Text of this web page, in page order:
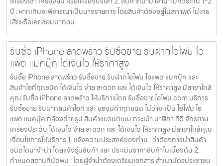
ปี : หากเกินจะพิจารณาเป็นบางรายการ โดยสินค้าต้องอยู่ในสภาพดี ไม่เคย
เสียหรือเคยซ่อมมาก่อน
รับซื้อ iPhone ลาดพร้าว รับซื้อขาย รับฝากไอโฟน ไอ
แพด แมคบุ๊ค ได้เงินไว ให้ราคาสูง
รับซื้อ iPhone ลาดพร้าว รับซื้อขาย รับฝากไอโฟน ไอแพด แมคบุ๊ค และ
สินค้าไอทีทุกชนิด ได้เงินไว ง่าย สะดวก และ ได้เงินไว ให้ราคาสูง มีสาขาใกล้
คุณ รับซื้อ iPhone ลาดพร้าว ให้บริการโดย รับซื้อขายไอโฟน.com บริการ
รับซื้อขาย รับฝากสินค้าไอที และ ของมีค่าทุกชนิด ไม่ว่าจะเป็น ไอโฟน ไอ
แพด แมคบุ๊ค กล้องถ่ายรูป สินค้าแบรนด์เนม กระเป๋า นาฬิกา ทีวี จักรยาน
เครื่องประดับ ได้เงินไว ง่าย สะดวก และ ได้เงินไว ให้ราคาสูง มีสาขาใกล้คุณ
เงื่อนไขการให้บริการ 1. แจ้งความประสงค์ของท่าน : ว่าต้องการนำสินค้า
ชนิดใดมาจำนำ โดยแจ้งรุ่นสินค้า และ ประเมินราคาสินค้าในเบื้องต้น 2.
กำหนดสถานที่นัดพบ : โดยผู้จำนำต้องเตรียมเอกสาร สำเนาบัตรประชาชน